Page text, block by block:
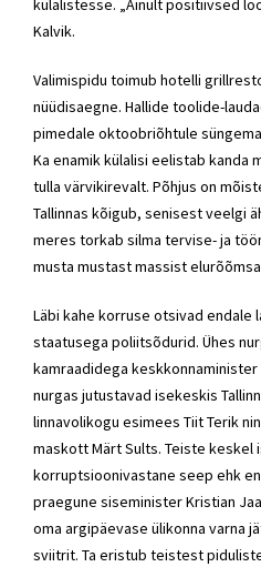
külalistesse. „Ainult positiivsed
Kalvik.
Valimispidu toimub hotelli
nüüdisaegne. Hallide toolide-
pimedale oktoobriõhtule
Ka enamik külalisi eelistab kanda
tulla värvikirevalt. Põhjus on
Tallinnas kõigub, senisest veelgi
meres torkab silma tervise- ja
musta mustast massist
Läbi kahe korruse otsivad endale
staatusega poliitsõdurid. Ühes
kamraadidega
nurgas jutustavad isekeskis
linnavolikogu esimees Tiit Terik
maskott Märt Sults. Teiste keskel
korruptsioonivastane seep ehk
praegune siseminister Kristian
oma argipäevase ülikonna varna
sviitrit. Ta eristub teistest